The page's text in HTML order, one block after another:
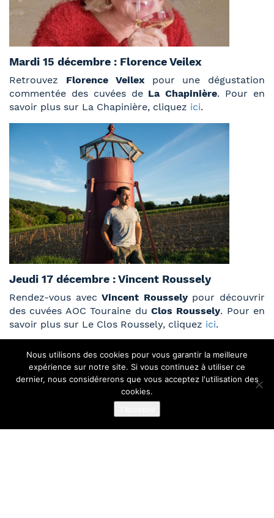
Mardi 15 décembre : Florence Veilex
Retrouvez Florence Veilex pour une dégustation
commentée des cuvées de La Chapinière. Pour en
savoir plus sur La Chapinière, cliquez ici.
Jeudi 17 décembre : Vincent Roussely
Rendez-vous avecVincent Rousselypour découvrir
des cuvées AOC Touraine du Clos Roussely. Pour en
savoir plus sur Le Clos Roussely, cliquez ici.
CONSOMMER AVEC MODÉRATION.
Nous utilisons des cookies pour vous garantir la meilleure
expérience sur notre site. Si vous continuez à utiliser ce
dernier, nous considérerons que vous acceptez l'utilisation des
cookies.